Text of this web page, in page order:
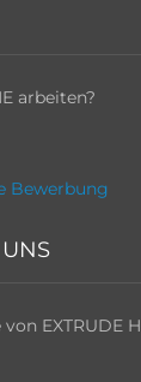
arbeiten?
Bewerbung
EXTRUDE